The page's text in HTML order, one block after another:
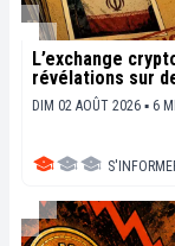
L’exchange
révélations sur
DIM 02 AOÛT 2026 ▪ 6